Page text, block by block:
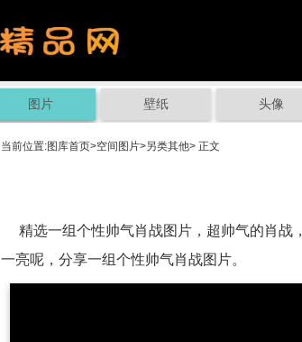
图片 壁纸 头像
当前位置:图库首页>空间图片>另类其他> 正文
精选一组个性帅气肖战图片，超帅气的肖战
一亮呢，分享一组个性帅气肖战图片。